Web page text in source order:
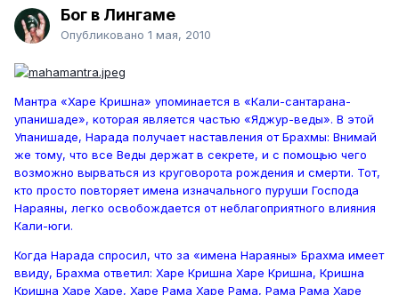
Бог в Лингаме
Опубликовано 1 мая, 2010
Мантра «Харе Кришна» упоминается в «Кали-сантарана-
упанишаде», которая является частью «Яджур-веды». В этой
Упанишаде, Нарада получает наставления от Брахмы: Внимай
же тому, что все Веды держат в секрете, и с помощью чего
возможно вырваться из круговорота рождения и смерти. Тот,
кто просто повторяет имена изначального пуруши Господа
Нараяны, легко освобождается от неблагоприятного влияния
Кали-юги.
Когда Нарада спросил, что за «имена Нараяны» Брахма имеет
ввиду, Брахма ответил: Харе Кришна Харе Кришна, Кришна
Кришна Харе Харе, Харе Рама Харе Рама, Рама Рама Харе